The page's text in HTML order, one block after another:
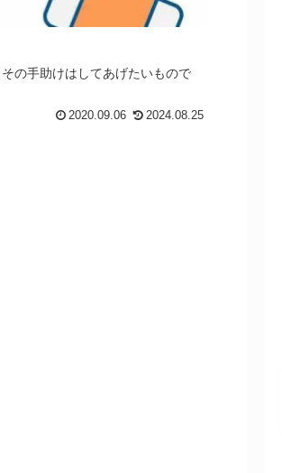
の手助けはしてあげたいもので
2020.09.06 2024.08.25